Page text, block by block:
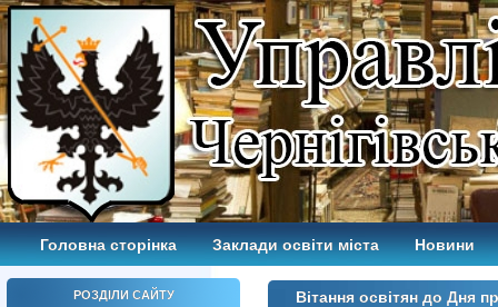
Головна сторінка Заклади освіти міста Новини
РОЗДІЛИ САЙТУ Вітання освітян до Дня